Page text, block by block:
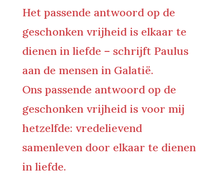
Het passende antwoord op de
geschonken vrijheid is elkaar te
dienen in liefde – schrijft Paulus
aan de mensen in Galatië.
Ons passende antwoord op de
geschonken vrijheid is voor mij
hetzelfde: vredelievend
samenleven door elkaar te dienen
in liefde.